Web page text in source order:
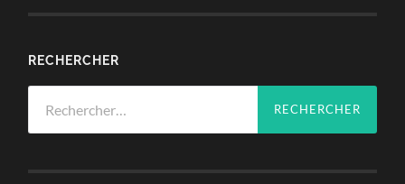
RECHERCHER